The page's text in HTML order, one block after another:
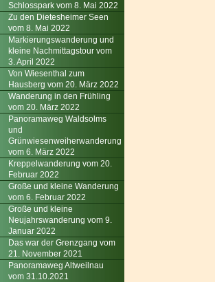
Schlosspark vom 8. Mai 2022
Zu den Dietesheimer Seen
vom 8. Mai 2022
Markierungswanderung und
kleine Nachmittagstour vom
3. April 2022
Von Wiesenthal zum
Hausberg vom 20. März 2022
Wanderung in den Frühling
vom 20. März 2022
Panoramaweg Waldsolms
und
Grünwiesenweiherwanderung
vom 6. März 2022
Kreppelwanderung vom 20.
Februar 2022
Große und kleine Wanderung
vom 6. Februar 2022
Große und kleine
Neujahrswanderung vom 9.
Januar 2022
Das war der Grenzgang vom
21. November 2021
Panoramaweg Altweilnau
vom 31.10.2021